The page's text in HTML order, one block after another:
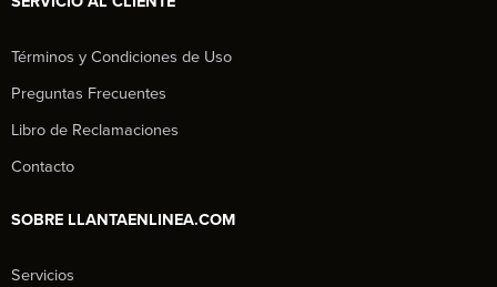
Términos y Condiciones de Uso
Preguntas Frecuentes
Libro de Reclamaciones
Contacto
SOBRE LLANTAENLINEA.COM
Servicios